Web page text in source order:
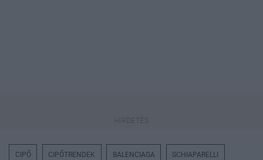
CIPŐ CIPŐTRENDEK BALENCIAGA SCHIAPARELLI